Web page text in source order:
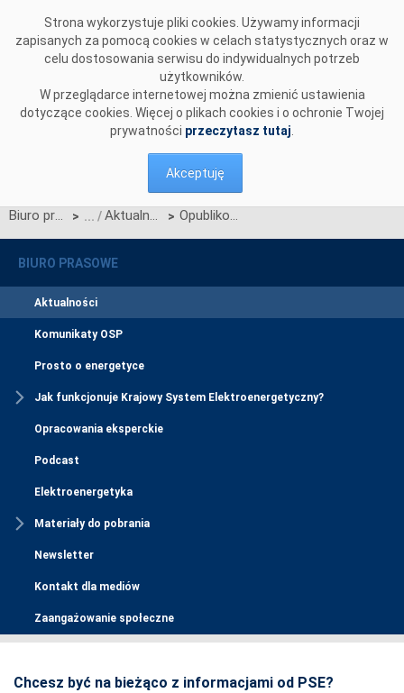
Strona wykorzystuje pliki cookies. Używamy informacji
zapisanych za pomocą cookies w celach statystycznych oraz w
celu dostosowania serwisu do indywidualnych potrzeb
użytkowników.
W przeglądarce internetowej można zmienić ustawienia
dotyczące cookies. Więcej o plikach cookies i o ochronie Twojej
prywatności przeczytasz tutaj
Akceptuję
Biuro prasowe > Aktualności > Opublikowaliśmy wstępne wyniki aukcji głównej na rok dostaw 2030
BIURO PRASOWE
Aktualności
Komunikaty OSP
Prosto o energetyce
Jak funkcjonuje Krajowy System Elektroenergetyczny?
Opracowania eksperckie
Podcast
Elektroenergetyka
Materiały do pobrania
Newsletter
Kontakt dla mediów
Zaangażowanie społeczne
Chcesz być na bieżąco z informacjami od PSE?